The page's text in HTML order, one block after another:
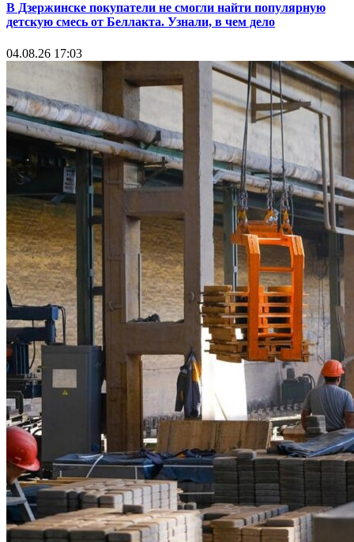
В Дзержинске покупатели не смогли найти популярную
детскую смесь от Беллакта. Узнали, в чем дело
04.08.26 17:03